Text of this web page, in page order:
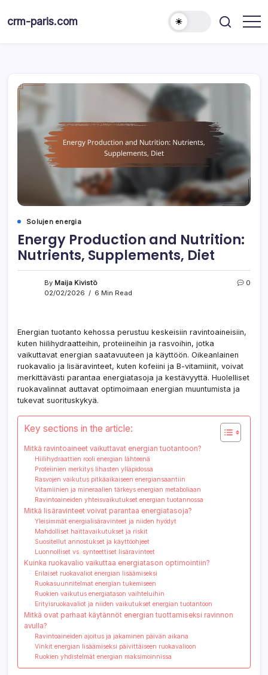
crm-paris.com
Solujen energia
Energy Production and Nutrition:
Nutrients, Supplements, Diet
By Maija Kivistö
02/02/2026
6 Min Read
0
Energian tuotanto kehossa perustuu keskeisiin ravintoaineisiin,
kuten hiilihydraatteihin, proteiineihin ja rasvoihin, jotka
vaikuttavat energian saatavuuteen ja käyttöön. Oikeanlainen
ruokavalio ja lisäravinteet, kuten kofeiini ja B-vitamiinit, voivat
merkittävästi parantaa energiatasoja ja kestävyyttä. Huolelliset
ruokavalinnat auttavat optimoimaan energian muuntumista ja
tukevat suorituskykyä.
Key sections in the article:
Mitkä ravintoaineet vaikuttavat energian tuotantoon?
Hiilihydraattien rooli energian lähteenä
Proteiinien merkitys lihasten ylläpidossa
Rasvojen vaikutus pitkäaikaiseen energiansaantiin
Vitamiinien ja mineraalien tärkeys energian metaboliaan
Ravintoaineiden yhteisvaikutukset energian tuotannossa
Mitkä lisäravinteet voivat parantaa energiatasoja?
Yleisimmät energialisäravinteet ja niiden hyödyt
Mahdolliset haittavaikutukset ja riskit
Suositellut annostukset ja käyttöohjeet
Luonnolliset vs. synteettiset lisäravinteet
Kuinka ruokavalio vaikuttaa energiatason optimointiin?
Erilaiset ruokavaliot energian lisäämiseksi
Ruokasuunnitelmat energian tukemiseen
Ruokien vaikutus energiatason vaihteluihin
Erityisruokavaliot ja niiden vaikutukset energian tuotantoon
Mitkä ovat parhaat käytännöt energian tuottamiseksi ravinnon
avulla?
Ravintoaineiden ajoitus ja jakaminen päivän aikana
Vinkit energian lisäämiseksi päivittäiseen ruokavalioon
Ruokien yhdistelmät energian maksimoinnissa